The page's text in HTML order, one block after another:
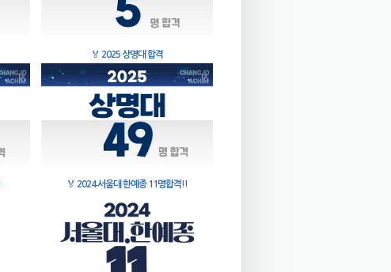
🏅 2025 상명대 합격
🏅 2024 서울대 한예종 11명합격!!